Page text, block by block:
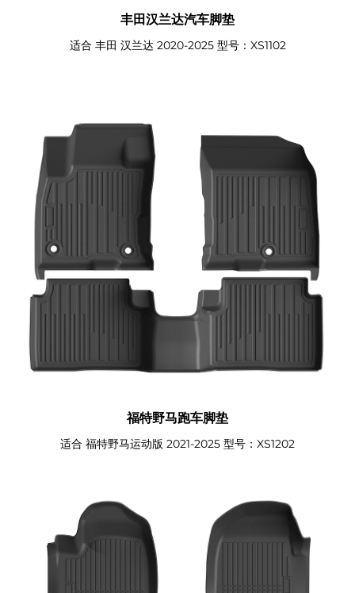
丰田汉兰达汽车脚垫
适合 丰田 汉兰达 2020-2025 型号：XS1102
福特野马跑车脚垫
适合 福特野马运动版 2021-2025 型号：XS1202